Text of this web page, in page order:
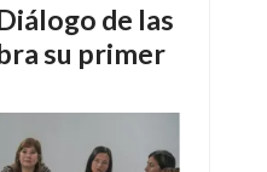
de las
su primer